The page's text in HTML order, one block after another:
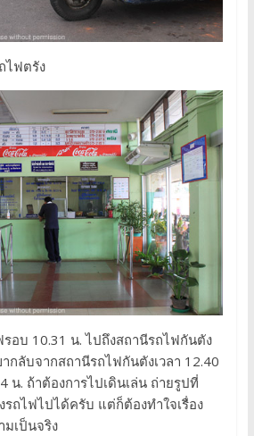
ไฟตรัง
อบ 10.31 น. ไปถึงสถานีรถไฟกันตัง
กลับจากสถานีรถไฟกันตังเวลา 12.40
น. ถ้าต้องการไปเดินเล่น ถ่ายรูปที่
ถไฟไปได้ครับ แต่ก็ต้องทำใจเรื่อง
มเป็นจริง